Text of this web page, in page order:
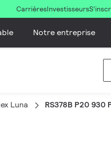
CarrièresInvestisseurs
Notre entreprise
Luna RS378B P20 930